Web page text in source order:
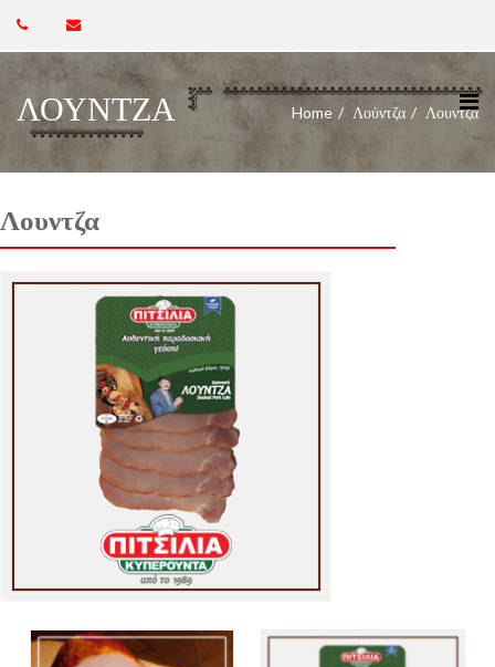
ΛΟΥΝΤΖΑ Home Λούντζα Λουντζα
Λουντζα